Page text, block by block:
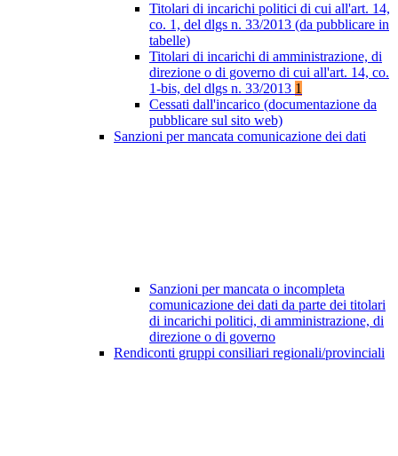
Titolari di incarichi politici di cui all'art. 14,
co. 1, del dlgs n. 33/2013 (da pubblicare in
tabelle)
Titolari di incarichi di amministrazione, di
direzione o di governo di cui all'art. 14, co.
1-bis, del dlgs n. 33/2013 1
Cessati dall'incarico (documentazione da
pubblicare sul sito web)
Sanzioni per mancata comunicazione dei dati
Sanzioni per mancata o incompleta
comunicazione dei dati da parte dei titolari
di incarichi politici, di amministrazione, di
direzione o di governo
Rendiconti gruppi consiliari regionali/provinciali